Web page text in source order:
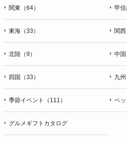
関東（64） 甲信
東海（33） 関西
北陸（9） 中国
四国（33） 九州
季節イベント（111） ペッ
グルメギフトカタログ